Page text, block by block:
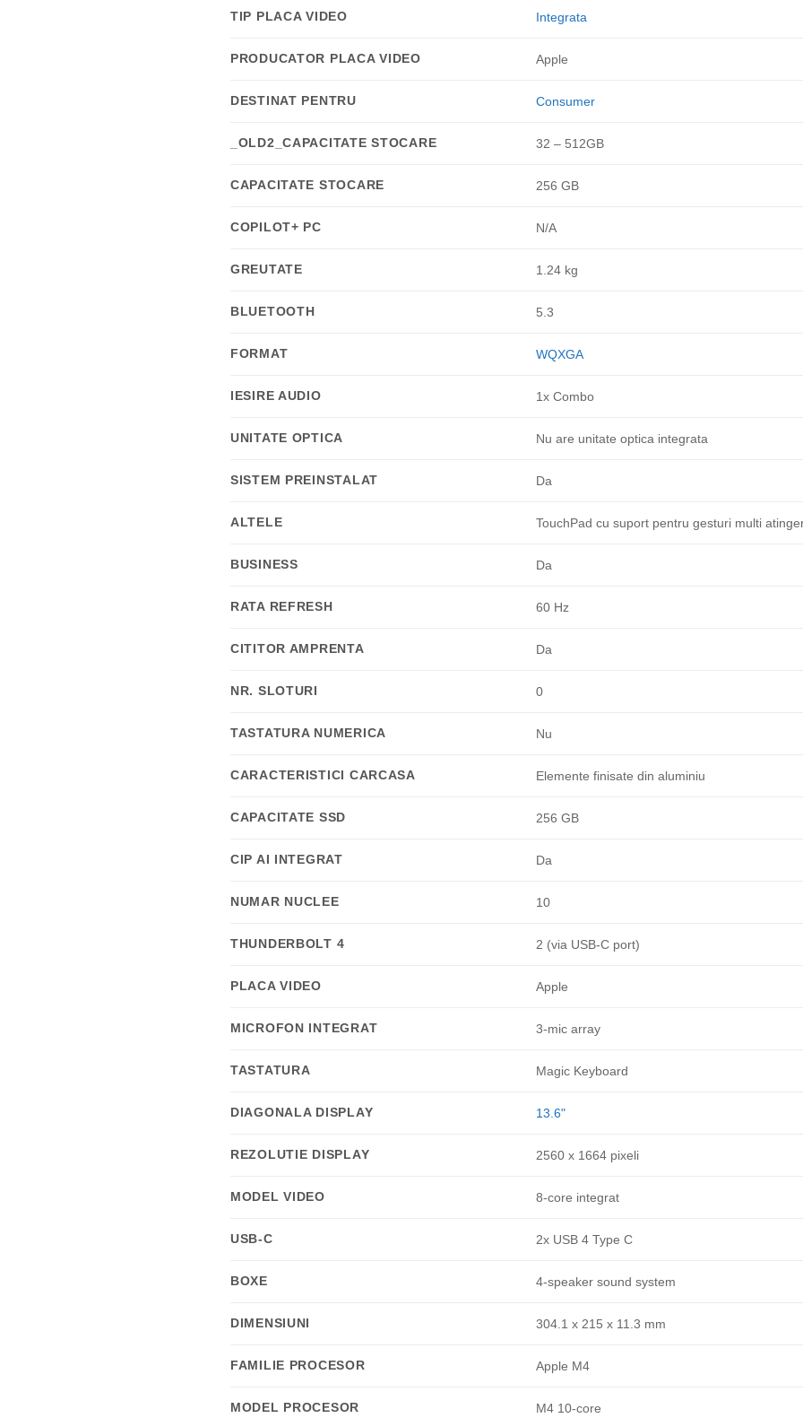
TIP PLACA VIDEO Integrata
PRODUCATOR PLACA VIDEO Apple
DESTINAT PENTRU Consumer
_OLD2_CAPACITATE STOCARE 32 – 512GB
CAPACITATE STOCARE 256 GB
COPILOT+ PC N/A
GREUTATE 1.24 kg
BLUETOOTH 5.3
FORMAT WQXGA
IESIRE AUDIO 1x Combo
UNITATE OPTICA Nu are unitate optica integrata
SISTEM PREINSTALAT Da
ALTELE TouchPad cu suport pentru gesturi multi
BUSINESS Da
RATA REFRESH 60 Hz
CITITOR AMPRENTA Da
NR. SLOTURI 0
TASTATURA NUMERICA Nu
CARACTERISTICI CARCASA Elemente finisate din aluminiu
CAPACITATE SSD 256 GB
CIP AI INTEGRAT Da
NUMAR NUCLEE 10
THUNDERBOLT 4 2 (via USB-C port)
PLACA VIDEO Apple
MICROFON INTEGRAT 3-mic array
TASTATURA Magic Keyboard
DIAGONALA DISPLAY 13.6"
REZOLUTIE DISPLAY 2560 x 1664 pixeli
MODEL VIDEO 8-core integrat
USB-C 2x USB 4 Type C
BOXE 4-speaker sound system
DIMENSIUNI 304.1 x 215 x 11.3 mm
FAMILIE PROCESOR Apple M4
MODEL PROCESOR M4 10-core